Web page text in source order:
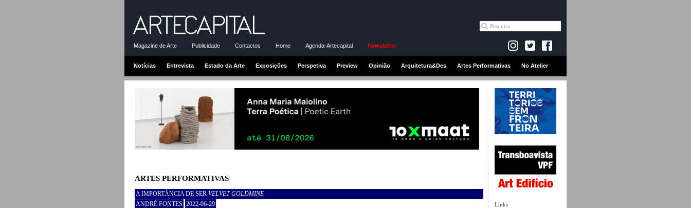
Magazine de Arte Publicidade Contactos Home Agenda-Artecapital Newsletter
Notícias Entrevista Estado da Arte Exposições Perspetiva Preview Opinião Arquitetura&Des Artes Performativas No Atelier
Links
ARTES PERFORMATIVAS
A IMPORTÂNCIA DE SER VELVET GOLDMINE
ANDRÉ FONTES 2022-06-29